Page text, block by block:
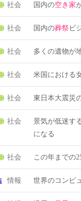
社会 国内の空き家
社会 国内の葬祭 ビ
社会 多くの遺物が
社会 米国における
社会 東日本大震災
社会 景気が低迷す
になる
社会 この年までの
情報 世界のコンピ